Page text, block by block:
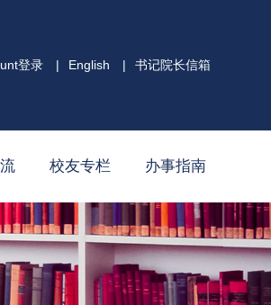
登录 | English | 书记院长信箱
校友专栏 办事指南